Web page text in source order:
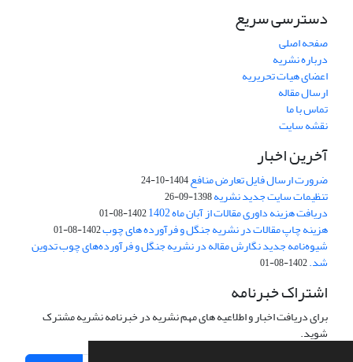
دسترسی سریع
صفحه اصلی
درباره نشریه
اعضای هیات تحریریه
ارسال مقاله
تماس با ما
نقشه سایت
آخرین اخبار
ضرورت ارسال فایل تعارض منافع1404-10-24
تنظیمات سایت جدید نشریه1398-09-26
دریافت هزینه داوری مقالات از آبان ماه 1402 1402-08-01
هزینه چاپ مقالات در نشریه جنگل و فرآورده های چوب1402-08-01
شیوه‌نامه جدید نگارش مقاله در نشریه جنگل و فرآورده‌های چوب تدوین
شد.1402-08-01
اشتراک خبرنامه
برای دریافت اخبار و اطلاعیه های مهم نشریه در خبرنامه نشریه مشترک
شوید.